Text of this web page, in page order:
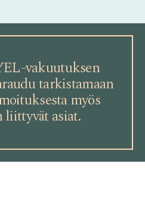
vakuutuksen
tarkistamaan
myös
liittyvät asiat.